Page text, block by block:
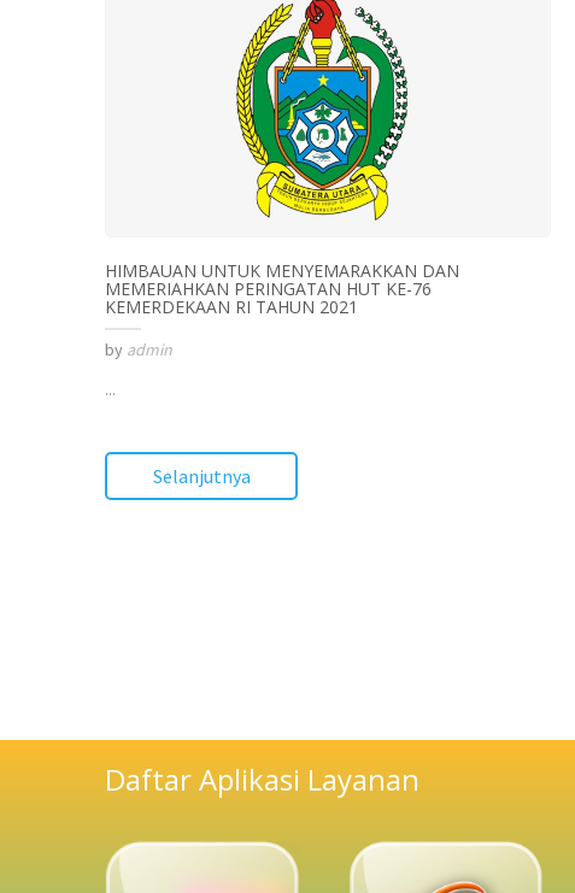
HIMBAUAN UNTUK MENYEMARAKKAN DAN
MEMERIAHKAN PERINGATAN HUT KE-76
KEMERDEKAAN RI TAHUN 2021
by admin
...
Selanjutnya
Daftar Aplikasi Layanan